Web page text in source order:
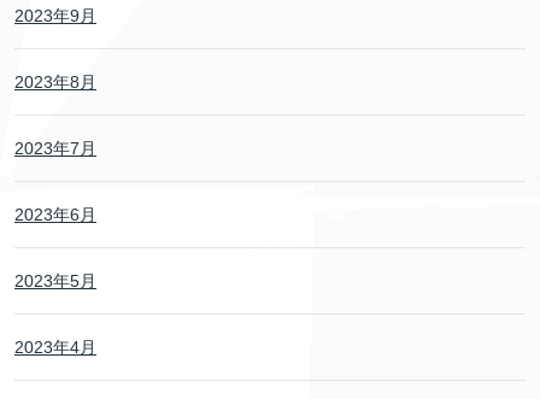
2023年9月
2023年8月
2023年7月
2023年6月
2023年5月
2023年4月